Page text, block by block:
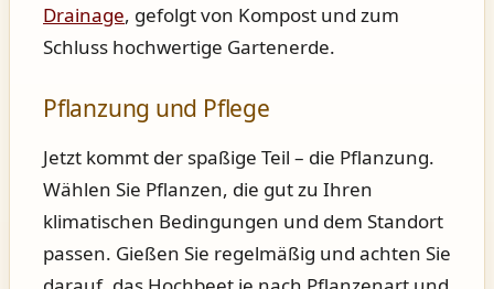
Drainage, gefolgt von Kompost und zum
Schluss hochwertige Gartenerde.
Pflanzung und Pflege
Jetzt kommt der spaßige Teil – die Pflanzung.
Wählen Sie Pflanzen, die gut zu Ihren
klimatischen Bedingungen und dem Standort
passen. Gießen Sie regelmäßig und achten Sie